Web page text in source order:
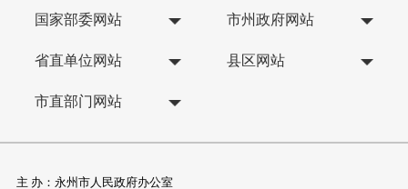
国家部委网站 市州政府网站
省直单位网站 县区网站
市直部门网站
主 办：永州市人民政府办公室